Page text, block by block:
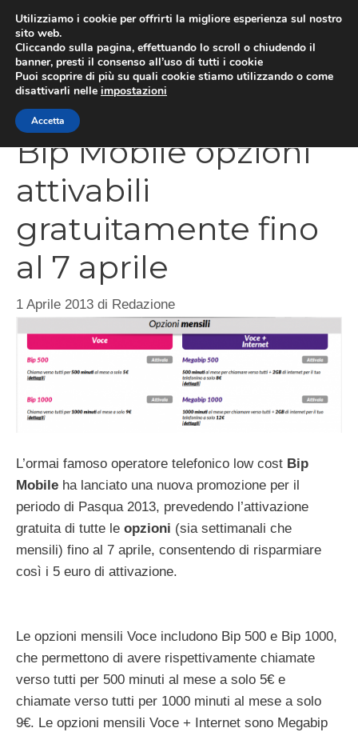
contenuto
Bip Mobile opzioni
attivabili
gratuitamente fino
al 7 aprile
1 Aprile 2013 di Redazione
L’ormai famoso operatore telefonico low cost Bip
Mobile ha lanciato una nuova promozione per il
periodo di Pasqua 2013, prevedendo l’attivazione
gratuita di tutte le opzioni (sia settimanali che
mensili) fino al 7 aprile, consentendo di risparmiare
così i 5 euro di attivazione.
Le opzioni mensili Voce includono Bip 500 e Bip 1000,
che permettono di avere rispettivamente chiamate
verso tutti per 500 minuti al mese a solo 5€ e
chiamate verso tutti per 1000 minuti al mese a solo
9€. Le opzioni mensili Voce + Internet sono Megabip
Utilizziamo i cookie per offrirti la migliore esperienza sul nostro
sito web.
Cliccando sulla pagina, effettuando lo scroll o chiudendo il
banner, presti il consenso all’uso di tutti i cookie
Puoi scoprire di più su quali cookie stiamo utilizzando o come
disattivarli nelle impostazioni
Accetta